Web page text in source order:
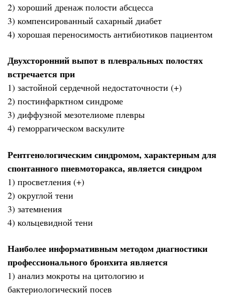
2) хороший дренаж полости абсцесса
3) компенсированный сахарный диабет
4) хорошая переносимость антибиотиков пациентом
Двухсторонний выпот в плевральных полостях
встречается при
1) застойной сердечной недостаточности (+)
2) постинфарктном синдроме
3) диффузной мезотелиоме плевры
4) геморрагическом васкулите
Рентгенологическим синдромом, характерным для
спонтанного пневмоторакса, является синдром
1) просветления (+)
2) округлой тени
3) затемнения
4) кольцевидной тени
Наиболее информативным методом диагностики
профессионального бронхита является
1) анализ мокроты на цитологию и
бактериологический посев